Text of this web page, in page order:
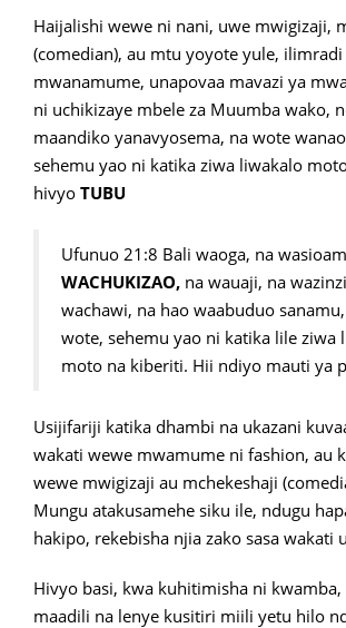
Haijalishi wewe ni nani, uwe mwigizaji,
(comedian), au mtu yoyote yule,
mwanamume, unapovaa mavazi ya
ni uchikizaye mbele za Muumba wako,
maandiko yanavyosema, na wote
sehemu yao ni katika ziwa liwakalo
hivyo TUBU
Ufunuo 21:8 Bali waoga, na
WACHUKIZAO, na wauaji, na
wachawi, na hao waabuduo
wote, sehemu yao ni katika lile ziwa
moto na kiberiti. Hii ndiyo mauti ya
Usijifariji katika dhambi na ukazani
wakati wewe mwamume ni fashion, au
wewe mwigizaji au mchekeshaji
Mungu atakusamehe siku ile, ndugu
hakipo, rekebisha njia zako sasa wakati
Hivyo basi, kwa kuhitimisha ni
maadili na lenye kusitiri miili yetu hilo